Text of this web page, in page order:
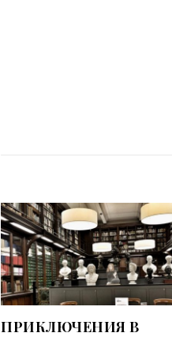
ПРИКЛЮЧЕНИЯ В